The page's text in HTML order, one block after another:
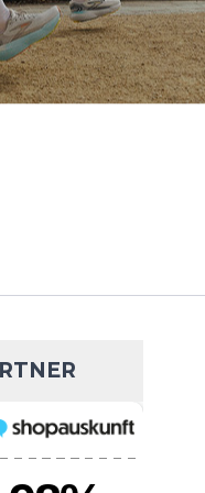
€ 54,95 €
deine Größe
DEN WARENKORB